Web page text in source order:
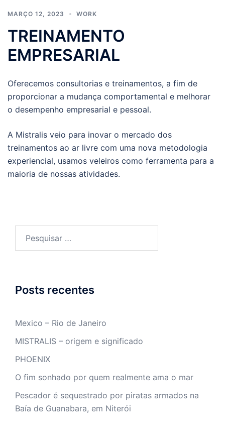
MARÇO 12, 2023 WORK
TREINAMENTO
EMPRESARIAL
Oferecemos consultorias e treinamentos, a fim de
proporcionar a mudança comportamental e melhorar
o desempenho empresarial e pessoal.
A Mistralis veio para inovar o mercado dos
treinamentos ao ar livre com uma nova metodologia
experiencial, usamos veleiros como ferramenta para a
maioria de nossas atividades.
por:
Posts recentes
Mexico – Rio de Janeiro
MISTRALIS – origem e significado
PHOENIX
O fim sonhado por quem realmente ama o mar
Pescador é sequestrado por piratas armados na
Baía de Guanabara, em Niterói